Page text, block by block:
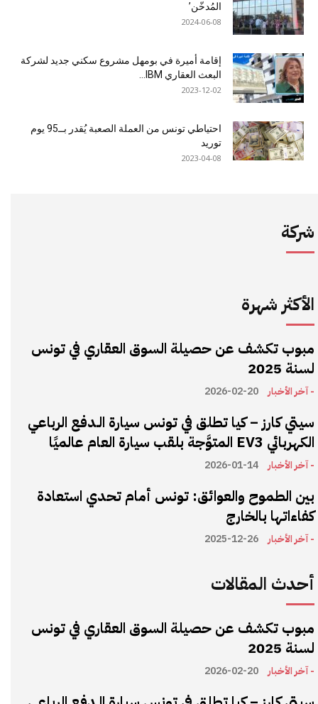
المُدخّن’
2024-06-08
إقامة أميرة في بومهل مشروع سكني جديد لشركة
البعث العقاري IBM...
2023-12-02
احتياطي تونس من العملة الصعبة يُقدر بــ95 يوم
توريد
2023-04-08
شركة
الأكثر شهرة
مبوب تكشف عن حصيلة السوق العقاري في تونس
لسنة 2025
- آخر الأخبار 2026-02-20
سيتي كارز – كيا تطلق في تونس سيارة الـدفع الرباعي
الكهربائي EV3 المتوَّجة بلقب سيارة العام عالميًا
- آخر الأخبار 2026-01-14
بين الطموح والعوائق: تونس أمام تحدي استعادة
كفاءاتها بالخارج
- آخر الأخبار 2025-12-26
أحدث المقالات
مبوب تكشف عن حصيلة السوق العقاري في تونس
لسنة 2025
- آخر الأخبار 2026-02-20